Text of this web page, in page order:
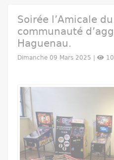
Soirée l’Amicale
communauté
Haguenau.
Dimanche 09 Mars 2025 |